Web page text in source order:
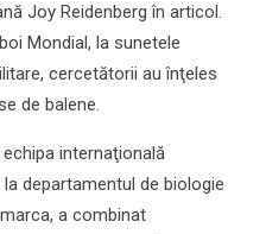
Joy Reidenberg în articol.
Mondial, la sunetele
cercetătorii au înţeles
de balene.
internaţională
departamentul de biologie
a combinat